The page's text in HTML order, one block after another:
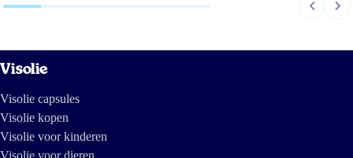
Visolie
Visolie capsules
Visolie kopen
Visolie voor kinderen
Visolie voor dieren